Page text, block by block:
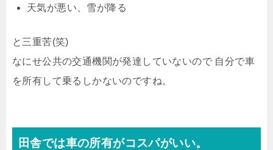
天気が悪い、雪が降る
と三重苦(笑)
なにせ公共の交通機関が発達していないので 自分で車
を所有して乗るしかないのですね。
田舎では車の所有がコスパがいい。